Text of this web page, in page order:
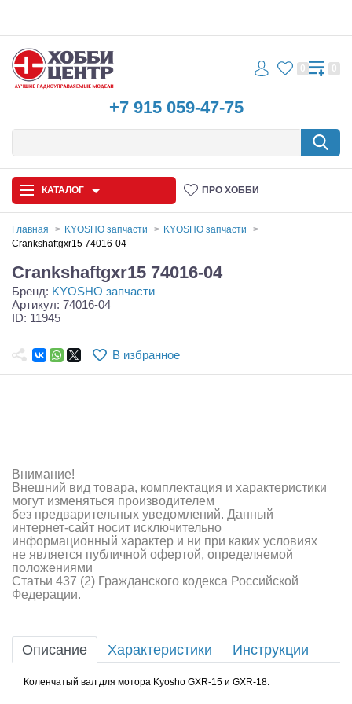
+7 915 059-47-75
0 0
КАТАЛОГ ПРО ХОББИ
Запчасти и аксессуары
Игрушки
Самолеты
Аппаратура и электроника
Аккумуляторы и батарейки
Зарядные устройства и блоки питания
Двигатели
Инструмент,измерительные приборы,расходники
Оптовая продажа запчастей для моделей
Главная KYOSHO запчасти
KYOSHO запчасти
Crankshaftgxr15 74016-04
Crankshaftgxr15 74016-04
Бренд: KYOSHO запчасти
Артикул: 74016-04
ID: 11945
В избранное
Внимание!
Внешний вид товара, комплектация и характеристики
могут изменяться производителем
без предварительных уведомлений. Данный
интернет-сайт носит исключительно
информационный характер и ни при каких условиях
не является публичной офертой, определяемой
положениями
Статьи 437 (2) Гражданского кодекса Российской
Федерации.
Описание Характеристики Инструкции
Коленчатый вал для мотора Kyosho GXR-15 и GXR-18.